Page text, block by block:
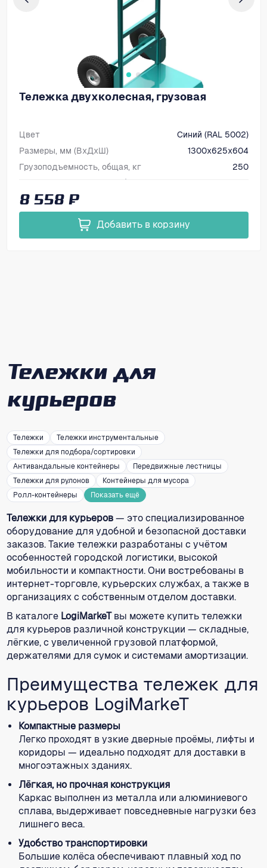
Тележка двухколесная, грузовая
Цвет
Синий (RAL 5002)
Размеры, мм (ВхДхШ)
1300х625х604
Грузоподъемность, общая, кг
250
8 558 ₽
Добавить в корзину
Тележки для
курьеров
Тележки
Тележки инструментальные
Тележки для подбора/сортировки
Антивандальные контейнеры
Передвижные лестницы
Тележки для рулонов
Контейнеры для мусора
Ролл-контейнеры
Показать ещё
Тележки для курьеров— это специализированное
оборудование для удобной и безопасной доставки
заказов. Такие тележки разработаны с учётом
особенностей городской логистики, высокой
мобильности и компактности. Они востребованы в
интернет-торговле, курьерских службах, а также в
организациях с собственным отделом доставки.
В каталоге LogiMarkeTвы можете купить тележки
для курьеров различной конструкции — складные,
лёгкие, с увеличенной грузовой платформой,
держателями для сумок и системами амортизации.
Преимущества тележек для
курьеров LogiMarkeT
Компактные размеры
Легко проходят в узкие дверные проёмы, лифты и
коридоры — идеально подходят для доставки в
многоэтажных зданиях.
Лёгкая, но прочная конструкция
Каркас выполнен из металла или алюминиевого
сплава, выдерживает повседневные нагрузки без
лишнего веса.
Удобство транспортировки
Большие колёса обеспечивают плавный ход по